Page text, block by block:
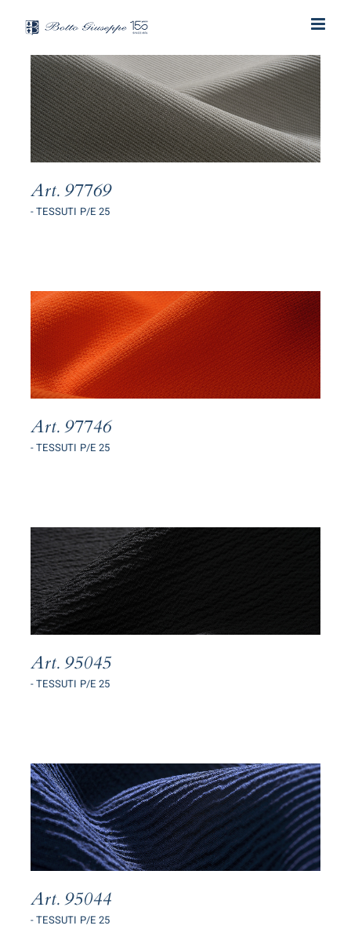
Art. 97769
- TESSUTI P/E 25
Art. 97746
- TESSUTI P/E 25
Art. 95045
- TESSUTI P/E 25
Art. 95044
- TESSUTI P/E 25